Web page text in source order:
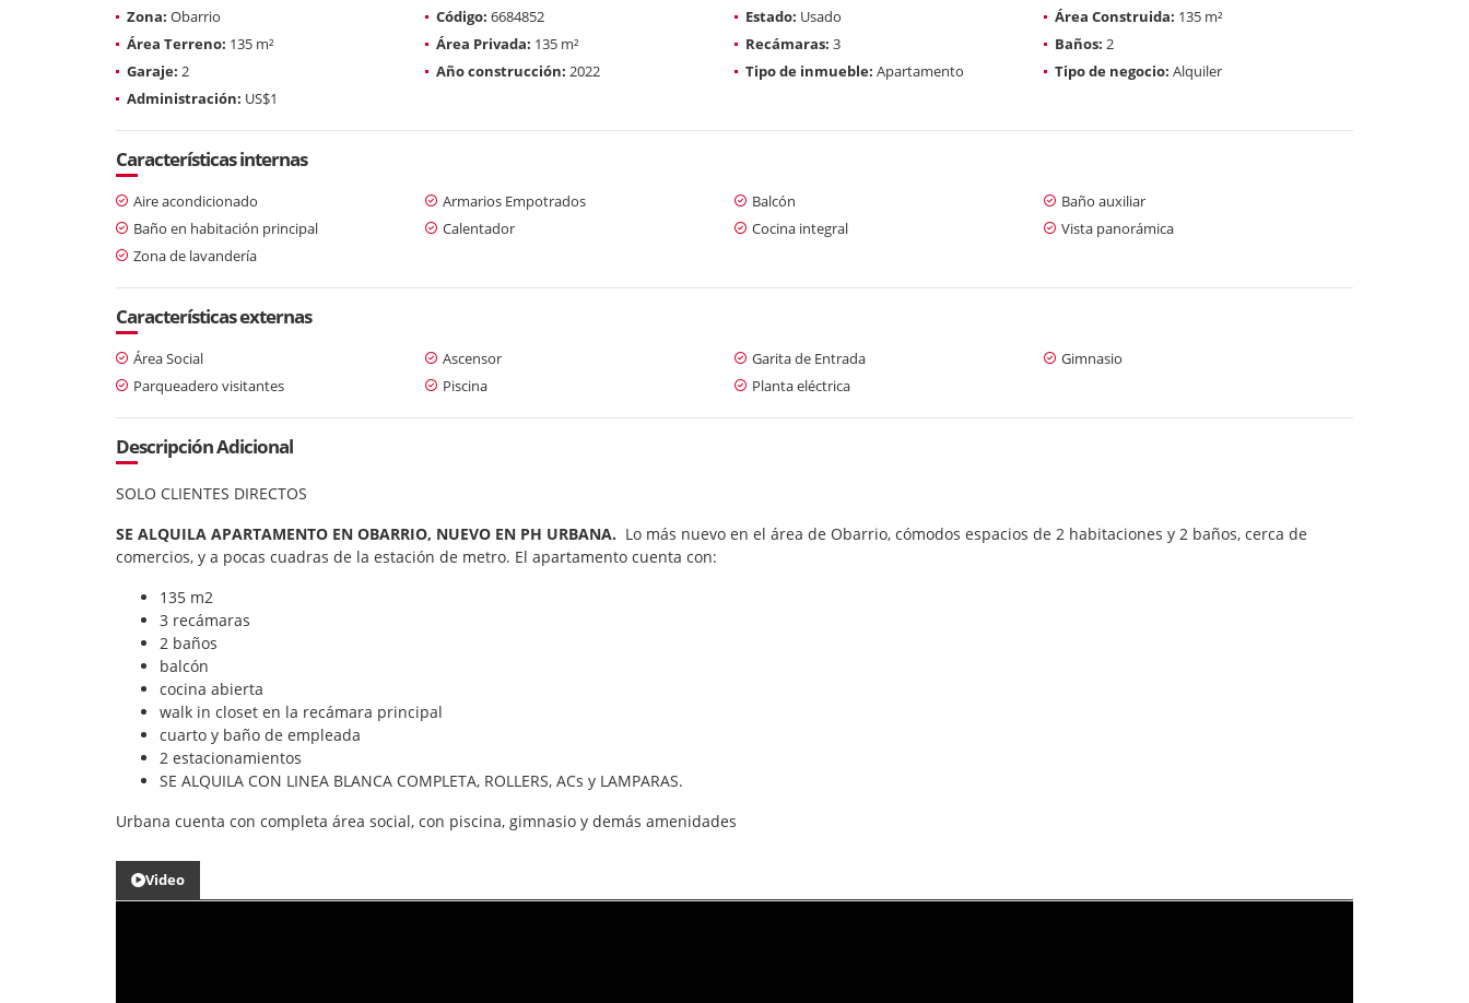
Zona: Obarrio Código: 6684852 Estado: Usado Área Construida: 135 m²
Área Terreno: 135 m² Área Privada: 135 m² Recámaras: 3 Baños: 2
Garaje: 2 Año construcción: 2022 Tipo de inmueble: Apartamento Tipo de negocio: Alquiler
Administración: US$1
Características internas
Aire acondicionado Armarios Empotrados Balcón
Baño auxiliar
Baño en habitación principal
Calentador Cocina integral
Vista panorámica
Zona de lavandería
Características externas
Área Social Ascensor Garita de Entrada
Gimnasio
Parqueadero visitantes
Piscina Planta eléctrica
Descripción Adicional
SOLO CLIENTES DIRECTOS
SE ALQUILA APARTAMENTO EN OBARRIO, NUEVO EN PH URBANA. Lo más nuevo en el área de Obarrio, cómodos espacios de 2 habitaciones y 2 baños, cerca de
comercios, y a pocas cuadras de la estación de metro. El apartamento cuenta con:
135 m2
3 recámaras
2 baños
balcón
cocina abierta
walk in closet en la recámara principal
cuarto y baño de empleada
2 estacionamientos
SE ALQUILA CON LINEA BLANCA COMPLETA, ROLLERS, ACs y LAMPARAS.
Urbana cuenta con completa área social, con piscina, gimnasio y demás amenidades
Video